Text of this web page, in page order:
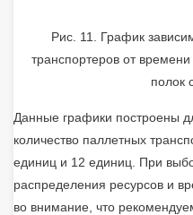
Рис. 11. График
транспортеров от
полок
Данные графики построены
количество паллетных
единиц и 12 единиц. При
распределения ресурсов и
во внимание, что